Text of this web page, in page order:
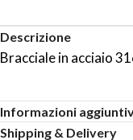
Descrizione
Bracciale in acciaio
Informazioni
Shipping & Delivery